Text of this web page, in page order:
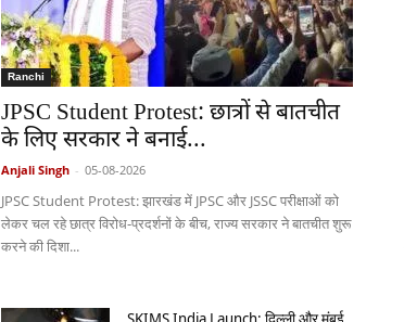
Ranchi
JPSC Student Protest: छात्रों से बातचीत
के लिए सरकार ने बनाई...
Anjali Singh - 05-08-2026
JPSC Student Protest: झारखंड में JPSC और JSSC परीक्षाओं को
लेकर चल रहे छात्र विरोध-प्रदर्शनों के बीच, राज्य सरकार ने बातचीत शुरू
करने की दिशा...